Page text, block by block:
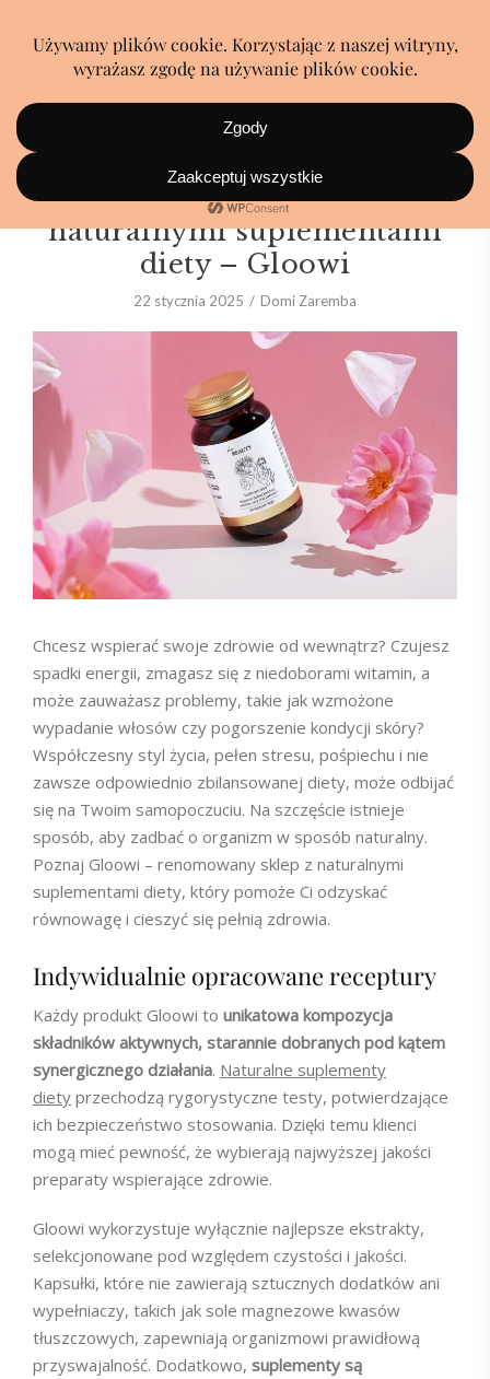
Renomowany sklep z
naturalnymi suplementami
diety – Gloowi
22 stycznia 2025 Domi Zaremba
Chcesz wspierać swoje zdrowie od wewnątrz? Czujesz
spadki energii, zmagasz się z niedoborami witamin, a
może zauważasz problemy, takie jak wzmożone
wypadanie włosów czy pogorszenie kondycji skóry?
Współczesny styl życia, pełen stresu, pośpiechu i nie
zawsze odpowiednio zbilansowanej diety, może odbijać
się na Twoim samopoczuciu. Na szczęście istnieje
sposób, aby zadbać o organizm w sposób naturalny.
Poznaj Gloowi – renomowany sklep z naturalnymi
suplementami diety, który pomoże Ci odzyskać
równowagę i cieszyć się pełnią zdrowia.
Indywidualnie opracowane receptury
Każdy produkt Gloowi to unikatowa kompozycja
składników aktywnych, starannie dobranych pod kątem
synergicznego działania. Naturalne suplementy
diety przechodzą rygorystyczne testy, potwierdzające
ich bezpieczeństwo stosowania. Dzięki temu klienci
mogą mieć pewność, że wybierają najwyższej jakości
preparaty wspierające zdrowie.
Gloowi wykorzystuje wyłącznie najlepsze ekstrakty,
selekcjonowane pod względem czystości i jakości.
Kapsułki, które nie zawierają sztucznych dodatków ani
wypełniaczy, takich jak sole magnezowe kwasów
tłuszczowych, zapewniają organizmowi prawidłową
przyswajalność. Dodatkowo, suplementy są